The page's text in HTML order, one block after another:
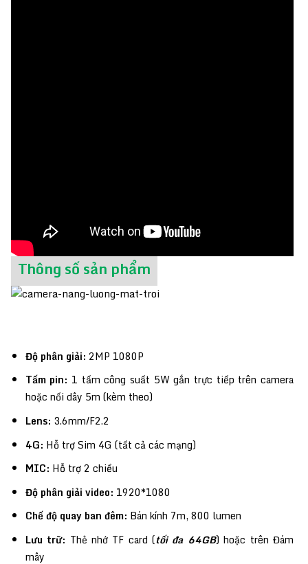
Thông số sản phẩm
Độ phân giải: 2MP 1080P
Tấm pin: 1 tấm công suất 5W gắn trực tiếp trên camera
hoặc nối dây 5m (kèm theo)
Lens: 3.6mm/F2.2
4G: Hỗ trợ Sim 4G (tất cả các mạng)
MIC: Hỗ trợ 2 chiều
Độ phân giải video: 1920*1080
Chế độ quay ban đêm: Bán kính 7m, 800 lumen
Lưu trữ: Thẻ nhớ TF card (tối đa 64GB) hoặc trên Đám
mây